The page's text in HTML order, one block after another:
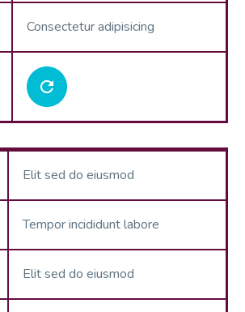
Consectetur adipisicing
Elit sed do eiusmod
Tempor incididunt labore
Elit sed do eiusmod